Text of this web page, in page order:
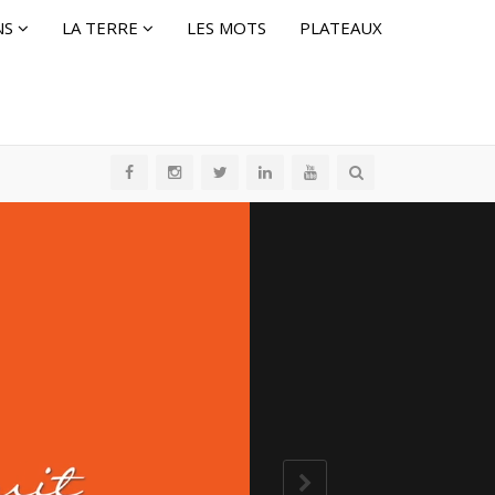
LA TERRE LES MOTS PLATEAUX